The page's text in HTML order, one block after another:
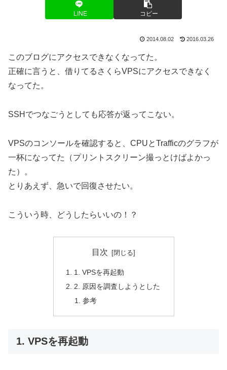
LINE コピー
2014.08.02 2016.03.26
このブログにアクセスできなくなってた。
正確に言うと、借りてるさくらVPSにアクセスできなく
なってた。
SSHでつなごうとしても応答が返ってこない。
VPSのコンソールを確認すると、CPUとTrafficのグラフが
一杯になってた（プリントスクリーン撮っとけばよかっ
た）。
とりあえず、急いで回復させたい。
こういう時、どうしたらいいの！？
目次
1. VPSを再起動
2. 原因を調査しようとした
参考
1. VPSを再起動